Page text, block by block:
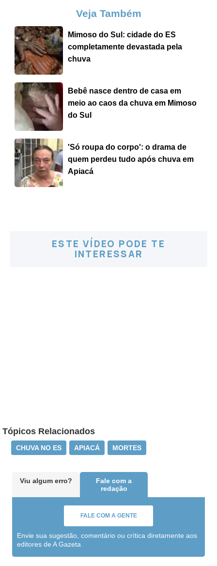
Veja Também
Mimoso do Sul: cidade do ES
completamente devastada pela
chuva
Bebê nasce dentro de casa em
meio ao caos da chuva em Mimoso
do Sul
'Só roupa do corpo': o drama de
quem perdeu tudo após chuva em
Apiacá
ESTE VÍDEO PODE TE
INTERESSAR
Tópicos Relacionados
CHUVA NO ES APIACÁ MORTES
Viu algum erro?
Fale com a
redação
FALE COM A GENTE
Envie sua sugestão, comentário ou crítica diretamente aos
editores de A Gazeta